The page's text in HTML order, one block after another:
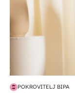
POKROVITELJ BIPA